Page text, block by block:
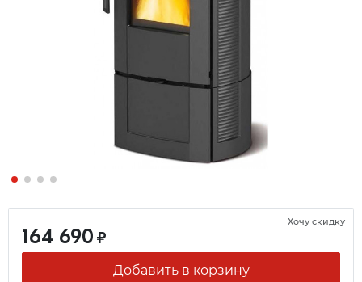
164 690 ₽
Добавить в корзину
Хочу скидку